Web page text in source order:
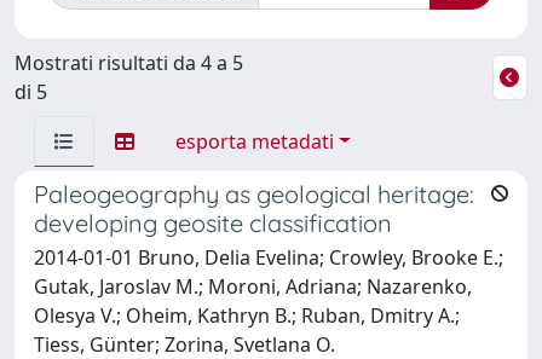
Mostrati risultati da 4 a 5
di 5
esporta metadati
Paleogeography as geological heritage:
developing geosite classification
2014-01-01 Bruno, Delia Evelina; Crowley, Brooke E.;
Gutak, Jaroslav M.; Moroni, Adriana; Nazarenko,
Olesya V.; Oheim, Kathryn B.; Ruban, Dmitry A.;
Tiess, Günter; Zorina, Svetlana O.